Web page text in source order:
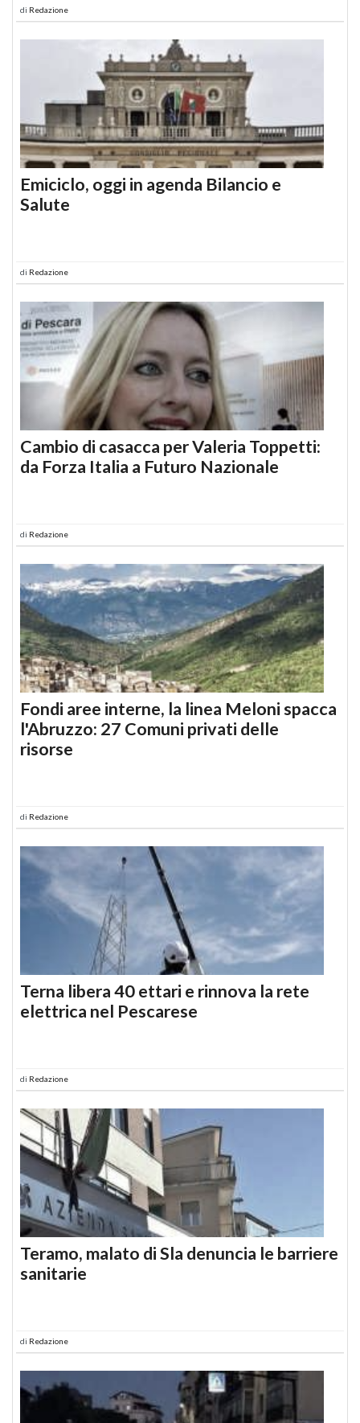
di Redazione
Emiciclo, oggi in agenda Bilancio e
Salute
di Redazione
Cambio di casacca per Valeria Toppetti:
da Forza Italia a Futuro Nazionale
di Redazione
Fondi aree interne, la linea Meloni spacca
l'Abruzzo: 27 Comuni privati delle
risorse
di Redazione
Terna libera 40 ettari e rinnova la rete
elettrica nel Pescarese
di Redazione
Teramo, malato di Sla denuncia le barriere
sanitarie
di Redazione